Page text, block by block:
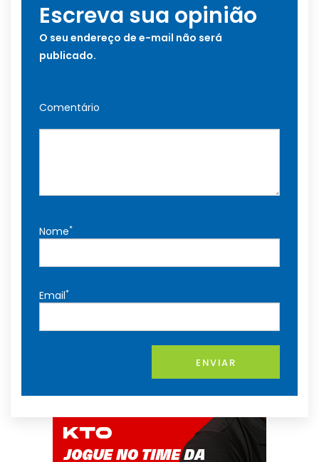
Escreva sua opinião
O seu endereço de e-mail não será
publicado.
Comentário
Nome*
Email*
ENVIAR